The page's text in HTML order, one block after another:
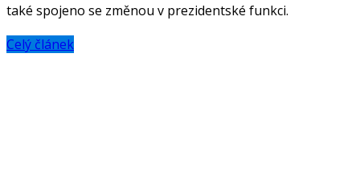
také spojeno se změnou v prezidentské funkci.
Celý článek